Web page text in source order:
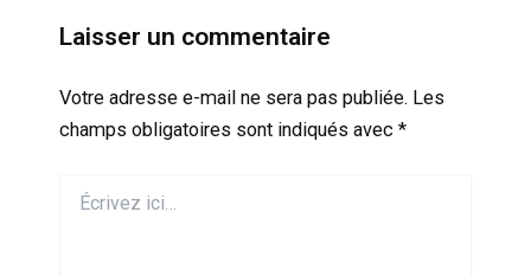
Laisser un commentaire
Votre adresse e-mail ne sera pas publiée. Les
champs obligatoires sont indiqués avec *
ici…